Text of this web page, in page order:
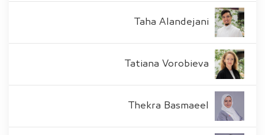
Taha Alandejani
Tatiana Vorobieva
Thekra Basmaeel